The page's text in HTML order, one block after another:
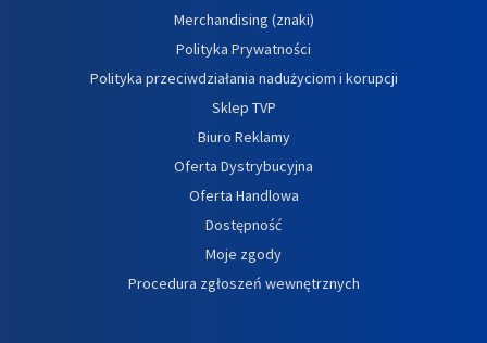
Merchandising (znaki)
Polityka Prywatności
Polityka przeciwdziałania nadużyciom i korupcji
Sklep TVP
Biuro Reklamy
Oferta Dystrybucyjna
Oferta Handlowa
Dostępność
Moje zgody
Procedura zgłoszeń wewnętrznych